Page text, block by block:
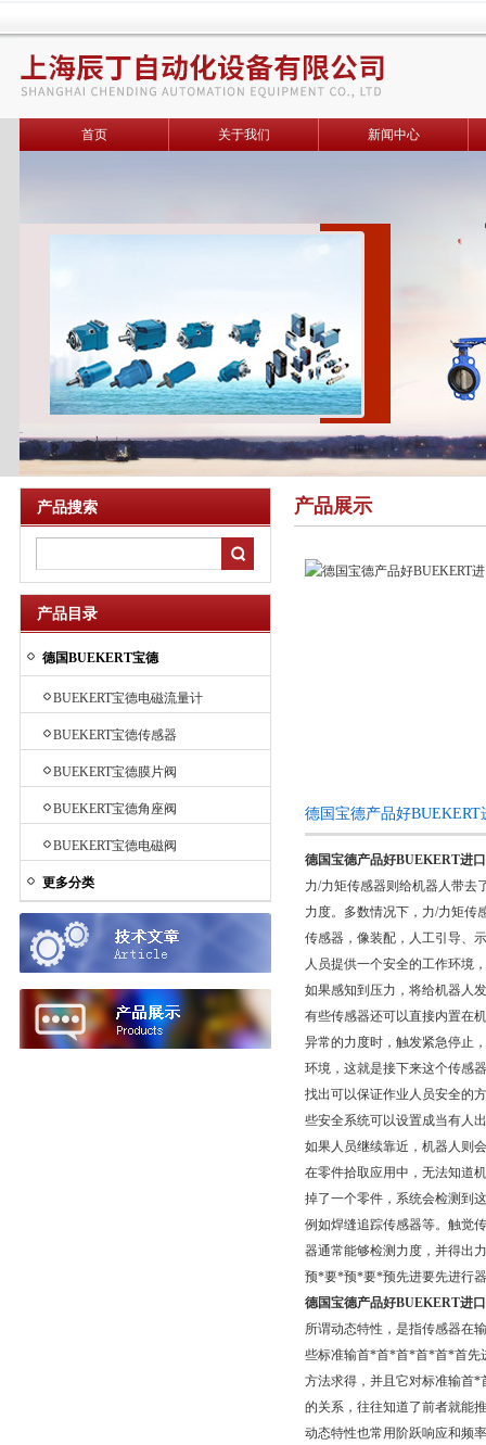
首页 关于我们 新闻中心
产品搜索
产品目录
德国BUEKERT宝德
BUEKERT宝德电磁流量计
BUEKERT宝德传感器
BUEKERT宝德膜片阀
BUEKERT宝德角座阀
BUEKERT宝德电磁阀
更多分类
产品展示
德国宝德产品好
德国宝德产品好BUEKERT进
力/力矩传感器则给机器人带
力度。多数情况下，力/力矩传
传感器，像装配，人工引导、
人员提供一个安全的工作环境
如果感知到压力，将给机器人
有些传感器还可以直接内置在
异常的力度时，触发紧急停止
环境，这就是接下来这个传感
找出可以保证作业人员安全的
些安全系统可以设置成当有人
如果人员继续靠近，机器人则
在零件拾取应用中，无法知道
掉了一个零件，系统会检测到
例如焊缝追踪传感器等。触觉
器通常能够检测力度，并得出
预*要*预*要*预先进要先进行
德国宝德产品好BUEKERT进
所谓动态特性，是指传感器在
些标准输首*首*首*首*首*首先
方法求得，并且它对标准输首
的关系，往往知道了前者就能
动态特性也常用阶跃响应和频